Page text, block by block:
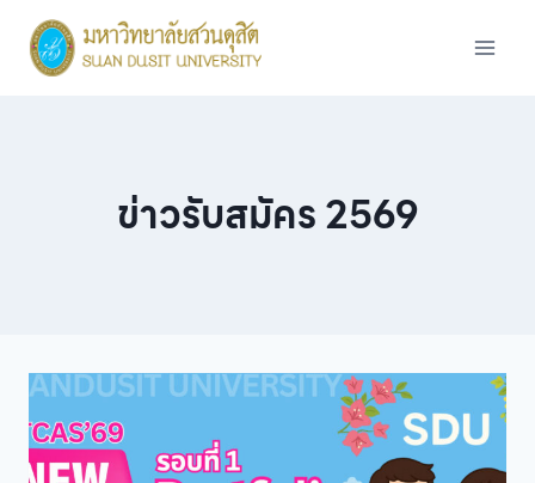
content
ข่าวรับสมัคร 2569